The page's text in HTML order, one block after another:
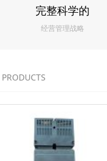
完整科学的
经营管理战略
PRODUCTS